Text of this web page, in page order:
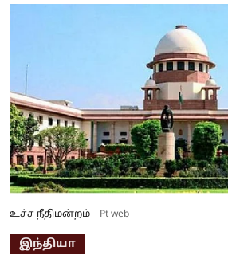
உச்ச நீதிமன்றம் Pt web
இந்தியா